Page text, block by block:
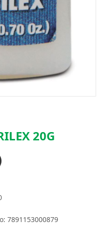
20G
7891153000879